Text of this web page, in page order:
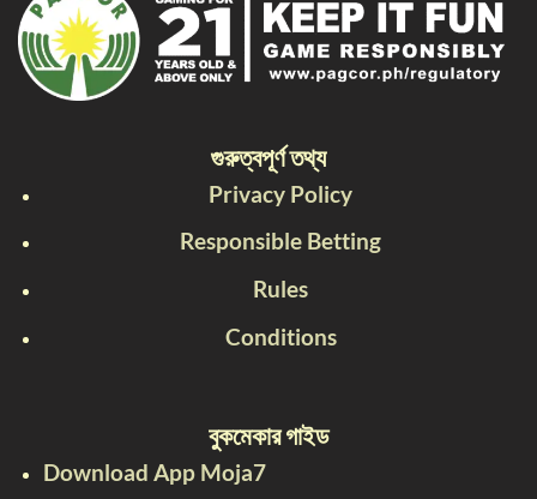
গুরুত্বপূর্ণ তথ্য
Privacy Policy
Responsible Betting
Rules
Conditions
বুকমেকার গাইড
Download App Moja7